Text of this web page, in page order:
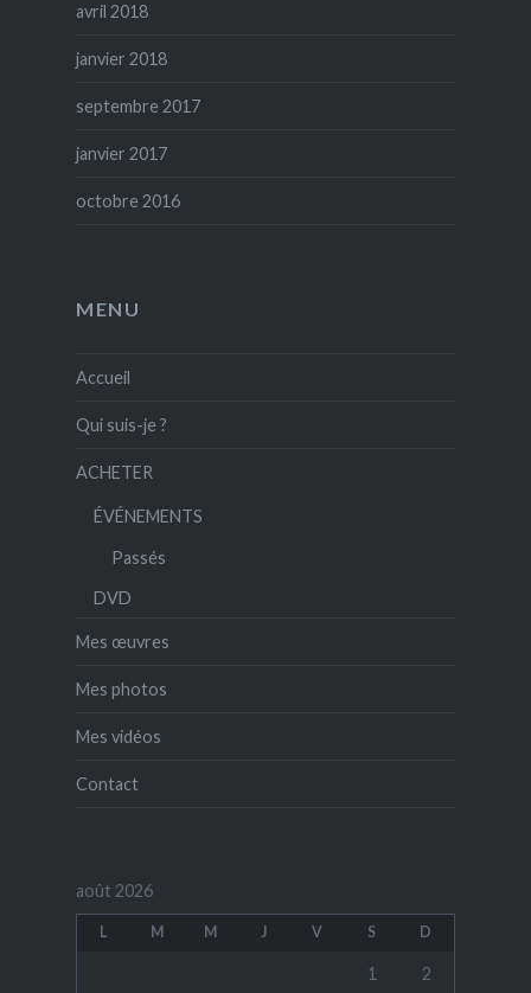
avril 2018
janvier 2018
septembre 2017
janvier 2017
octobre 2016
MENU
Accueil
Qui suis-je ?
ACHETER
ÉVÉNEMENTS
Passés
DVD
Mes œuvres
Mes photos
Mes vidéos
Contact
août 2026
L M M J V S D
1 2